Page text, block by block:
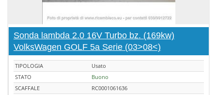
Sonda lambda 2.0 16V Turbo bz. (169kw)
VolksWagen GOLF 5a Serie (03>08<)
TIPOLOGIA
Usato
STATO
Buono
SCAFFALE
RC0001061636